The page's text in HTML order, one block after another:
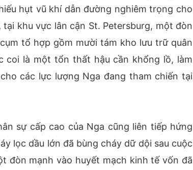
hụt vũ khí dẫn đường nghiêm trọng cho
khu vực lân cận St. Petersburg, một đòn
tổ hợp gồm mười tám kho lưu trữ quân
là một tổn thất hậu cần khổng lồ, làm
các lực lượng Nga đang tham chiến tại
sự cấp cao của Nga cũng liên tiếp hứng
lọc dầu lớn đã bùng cháy dữ dội sau cuộc
đòn mạnh vào huyết mạch kinh tế vốn đã